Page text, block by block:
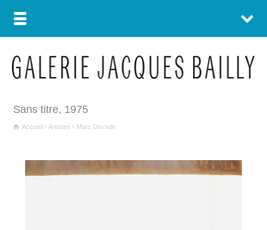
Sans titre, 1975
Accueil Artistes Marc Devade